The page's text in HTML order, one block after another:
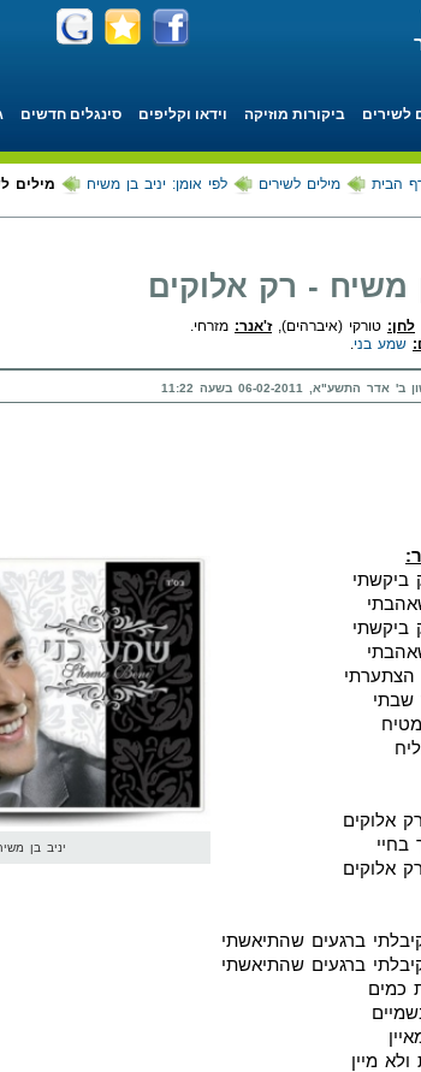
לשירים ביקורות מוזיקה וידאו וקליפים סינגלים חדשים
הבית מילים לשירים לפי אומן: יניב בן משיח מילים
משיח - רק אלוקים
לחן: טורקי (איברהים),ז'אנר: מזרחי.
שמע בני
התשע"א, 06-02-2011 בשעה 11:22
יניב בן
ביקשתי
ביקשתי
שבתי
אלוקים
בחיי
אלוקים
ברגעים שהתיאשתי
ברגעים שהתיאשתי
כמים
מיין